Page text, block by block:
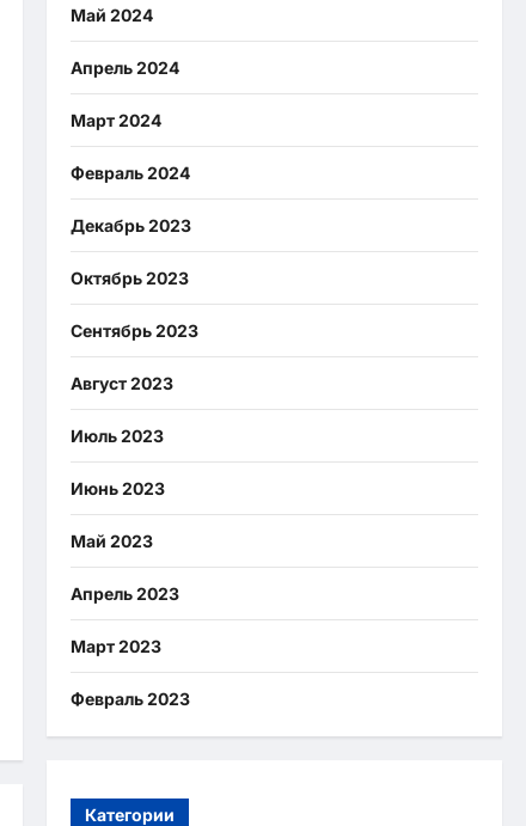
Май 2024
Апрель 2024
Март 2024
Февраль 2024
Декабрь 2023
Октябрь 2023
Сентябрь 2023
Август 2023
Июль 2023
Июнь 2023
Май 2023
Апрель 2023
Март 2023
Февраль 2023
Категории